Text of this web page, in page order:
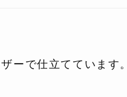
ーで仕立てています。